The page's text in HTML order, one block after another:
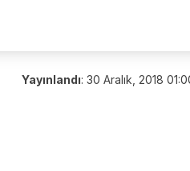
Yayınlandı: 30 Aralık, 2018